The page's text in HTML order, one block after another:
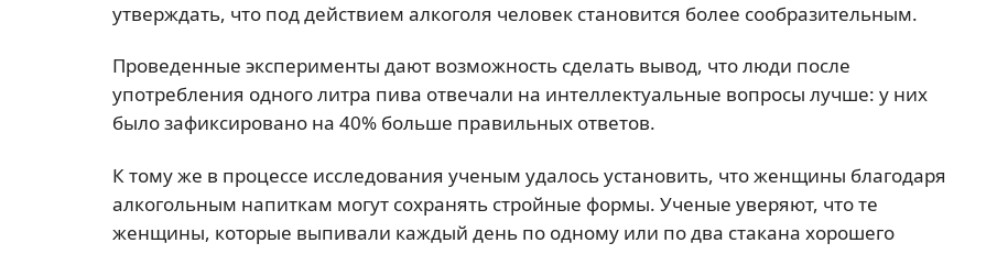
утверждать, что под действием алкоголя человек становится более сообразительным.
Проведенные эксперименты дают возможность сделать вывод, что люди после
употребления одного литра пива отвечали на интеллектуальные вопросы лучше: у них
было зафиксировано на 40% больше правильных ответов.
К тому же в процессе исследования ученым удалось установить, что женщины благодаря
алкогольным напиткам могут сохранять стройные формы. Ученые уверяют, что те
женщины, которые выпивали каждый день по одному или по два стакана хорошего